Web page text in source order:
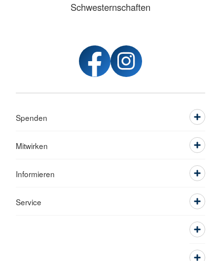
Schwesternschaften
Spenden
Mitwirken
Informieren
Service